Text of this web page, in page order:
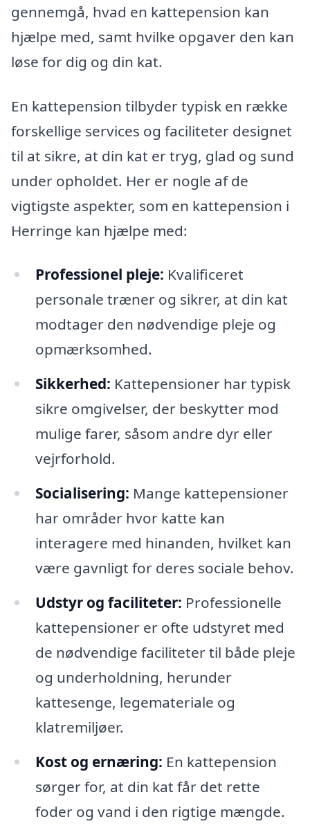
gennemgå, hvad en kattepension kan
hjælpe med, samt hvilke opgaver den kan
løse for dig og din kat.
En kattepension tilbyder typisk en række
forskellige services og faciliteter designet
til at sikre, at din kat er tryg, glad og sund
under opholdet. Her er nogle af de
vigtigste aspekter, som en kattepension i
Herringe kan hjælpe med:
Professionel pleje: Kvalificeret
personale træner og sikrer, at din kat
modtager den nødvendige pleje og
opmærksomhed.
Sikkerhed: Kattepensioner har typisk
sikre omgivelser, der beskytter mod
mulige farer, såsom andre dyr eller
vejrforhold.
Socialisering: Mange kattepensioner
har områder hvor katte kan
interagere med hinanden, hvilket kan
være gavnligt for deres sociale behov.
Udstyr og faciliteter: Professionelle
kattepensioner er ofte udstyret med
de nødvendige faciliteter til både pleje
og underholdning, herunder
kattesenge, legemateriale og
klatremiljøer.
Kost og ernæring: En kattepension
sørger for, at din kat får det rette
foder og vand i den rigtige mængde.